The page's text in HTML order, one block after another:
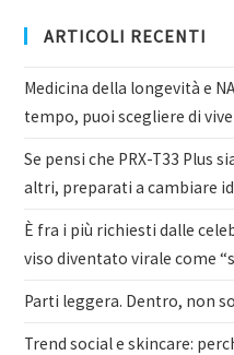
ARTICOLI RECENTI
Medicina della longevità e
tempo, puoi scegliere di
Se pensi che PRX-T33 Plus
altri, preparati a cambiare
È fra i più richiesti dalle
viso diventato virale come
Parti leggera. Dentro, non
Trend social e skincare: